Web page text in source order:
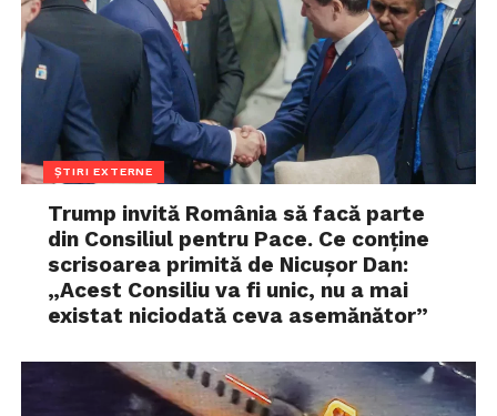
ȘTIRI EXTERNE
Trump invită România să facă parte
din Consiliul pentru Pace. Ce conține
scrisoarea primită de Nicușor Dan:
„Acest Consiliu va fi unic, nu a mai
existat niciodată ceva asemănător”